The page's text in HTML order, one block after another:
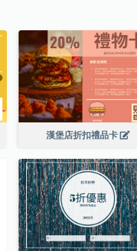
漢堡店折扣禮品卡